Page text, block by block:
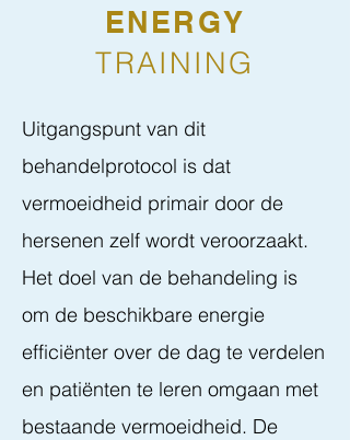
ENERGY
TRAINING
Uitgangspunt van dit
behandelprotocol is dat
vermoeidheid primair door de
hersenen zelf wordt veroorzaakt.
Het doel van de behandeling is
om de beschikbare energie
efficiënter over de dag te verdelen
en patiënten te leren omgaan met
bestaande vermoeidheid. De